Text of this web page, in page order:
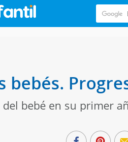
bebés.
bebé en su primer